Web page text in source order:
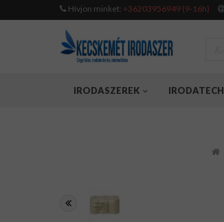
Hívjon minket: +36203956949 (9-16h)
IRODASZEREK